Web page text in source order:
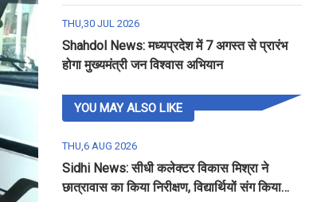
पंचोली को दी गई विदाई
THU,30 JUL 2026
Shahdol News: मध्यप्रदेश में 7 अगस्त से प्रारंभ
होगा मुख्यमंत्री जन विश्वास अभियान
YOU MAY ALSO LIKE
THU,6 AUG 2026
Sidhi News: सीधी कलेक्टर विकास मिश्रा ने
छात्रावास का किया निरीक्षण, विद्यार्थियों संग किया